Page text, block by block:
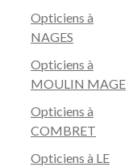
Opticiens à
NAGES
Opticiens à
MOULIN MAGE
Opticiens à
COMBRET
Opticiens à LE